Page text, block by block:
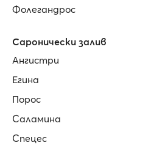
Фолегандрос
Саронически залив
Ангистри
Егина
Порос
Саламина
Спецес